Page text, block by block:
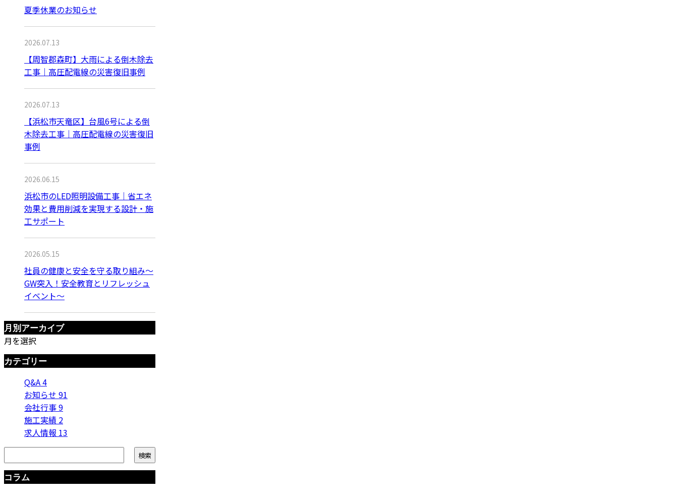
夏季休業のお知らせ
2026.07.13
【周智郡森町】大雨による倒木除去
工事｜高圧配電線の災害復旧事例
2026.07.13
【浜松市天竜区】台風6号による倒
木除去工事｜高圧配電線の災害復旧
事例
2026.06.15
浜松市のLED照明設備工事｜省エネ
効果と費用削減を実現する設計・施
工サポート
2026.05.15
社員の健康と安全を守る取り組み〜
GW突入！安全教育とリフレッシュ
イベント〜
月別アーカイブ
月を選択
カテゴリー
Q&A4
お知らせ 91
会社行事9
施工実績 2
求人情報 13
コラム